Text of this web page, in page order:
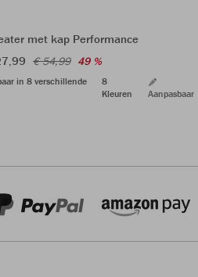
met kap Performance
€ 54,99 49 %
in 8 verschillende
8
Kleuren
Aanpasbaar